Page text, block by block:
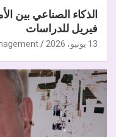
الذكاء الصناعي بين
فيريل للدراسات
13 يونيو، 2026